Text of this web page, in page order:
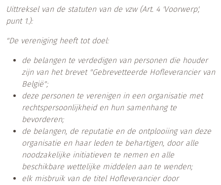
Uittreksel van de statuten van de vzw (Art. 4 'Voorwerp',
punt 1.):
"De vereniging heeft tot doel:
de belangen te verdedigen van personen die houder
zijn van het brevet "Gebrevetteerde Hofleverancier van
België";
deze personen te verenigen in een organisatie met
rechtspersoonlijkheid en hun samenhang te
bevorderen;
de belangen, de reputatie en de ontplooiing van deze
organisatie en haar leden te behartigen, door alle
noodzakelijke initiatieven te nemen en alle
beschikbare wettelijke middelen aan te wenden;
elk misbruik van de titel Hofleverancier door